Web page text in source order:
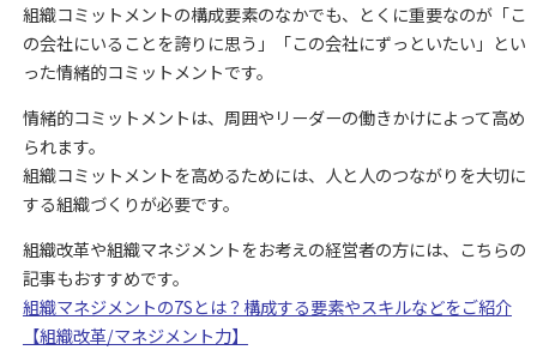
組織コミットメントの構成要素のなかでも、とくに重要なのが「こ
の会社にいることを誇りに思う」
「この会社にずっといたい」とい
った情緒的コミットメントです。
情緒的コミットメントは、周囲やリーダーの働きかけによって高め
られます。
組織コミットメントを高めるためには、人と人のつながりを大切に
する組織づくりが必要です。
組織改革や組織マネジメントをお考えの経営者の方には、こちらの
記事もおすすめです。
組織マネジメントの7Sとは？構成する要素やスキルなどをご紹介
【組織改革/マネジメント力】